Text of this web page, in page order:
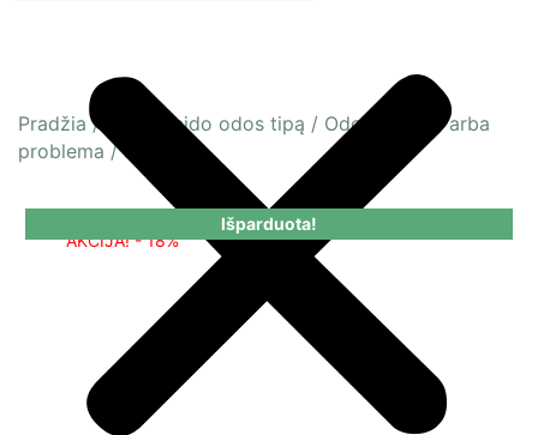
Pradžia/ Pagal veido odos tipą / Odos būsena arba
problema /Jautri
AKCIJA! - 18%
Išparduota!